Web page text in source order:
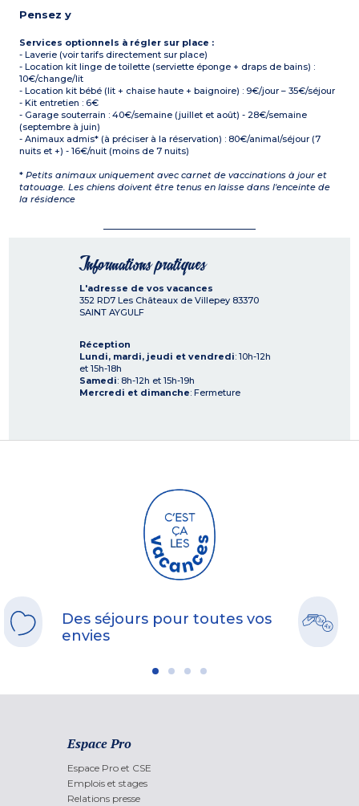
Pensez y
Services optionnels à régler sur place :
- Laverie (voir tarifs directement sur place)
- Location kit linge de toilette (serviette éponge + draps de bains) :
10€/change/lit
- Location kit bébé (lit + chaise haute + baignoire) : 9€/jour – 35€/séjour
- Kit entretien : 6€
- Garage souterrain : 40€/semaine (juillet et août) - 28€/semaine
(septembre à juin)
- Animaux admis* (à préciser à la réservation) : 80€/animal/séjour (7
nuits et +) - 16€/nuit (moins de 7 nuits)
* Petits animaux uniquement avec carnet de vaccinations à jour et
tatouage. Les chiens doivent être tenus en laisse dans l'enceinte de
la résidence
Informations pratiques
L'adresse de vos vacances
352 RD7 Les Châteaux de Villepey 83370
SAINT AYGULF
Réception
Lundi, mardi, jeudi et vendredi: 10h-12h
et 15h-18h
Samedi: 8h-12h et 15h-19h
Mercredi et dimanche: Fermeture
Des séjours pour toutes vos
envies
Espace Pro
Espace Pro et CSE
Emplois et stages
Relations presse